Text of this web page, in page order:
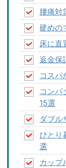
腰痛対
硬めの
床に直
返金保
コスパ
コンパ
15選
ダブル
ひとり
選
カップ